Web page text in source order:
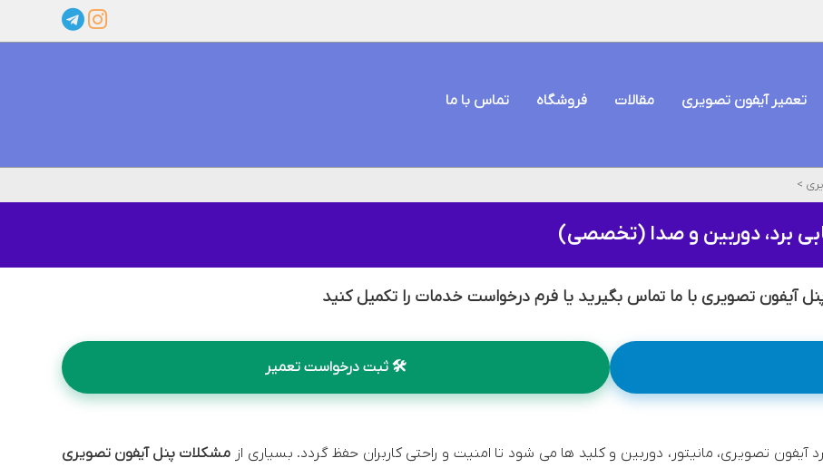
تعمیر آیفون تصویری مقالات فروشگاه تماس با ما
>
برد، دوربین و صدا (تخصصی)
آیفون تصویری با ما تماس بگیرید یا فرم درخواست خدمات را تکمیل کنید
🛠️ ثبت درخواست تعمیر
تصویری، مانیتور، دوربین و کلید ها می شود تا امنیت و راحتی کاربران حفظ گردد. بسیاری از مشکلات پنل آیفون تصویری